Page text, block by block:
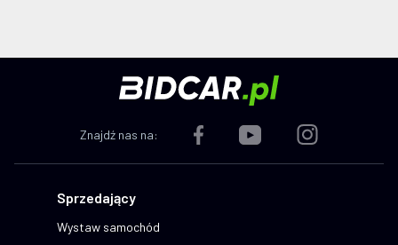
Znajdź nas na:
Sprzedający
Wystaw samochód